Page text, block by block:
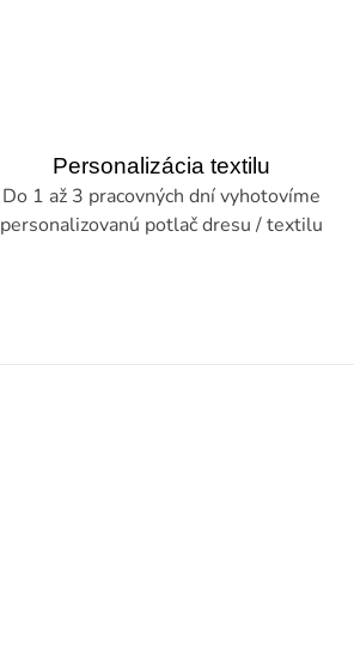
Personalizácia textilu
Do 1 až 3 pracovných dní vyhotovíme
personalizovanú potlač dresu / textilu